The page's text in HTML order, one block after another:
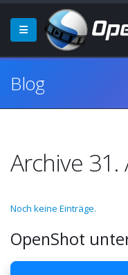
Blog
Archive
Noch keine Einträge.
OpenShot